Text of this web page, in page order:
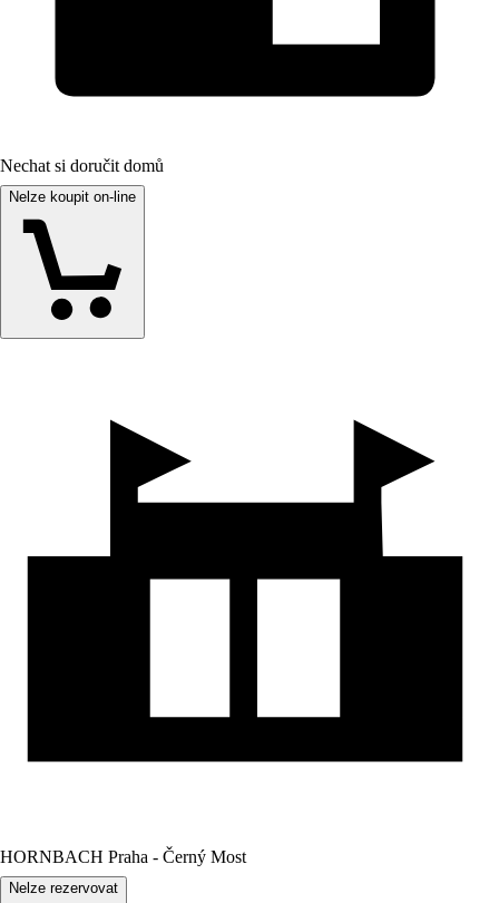
Nechat si doručit domů
Nelze koupit on-line
HORNBACH Praha - Černý Most
Nelze rezervovat